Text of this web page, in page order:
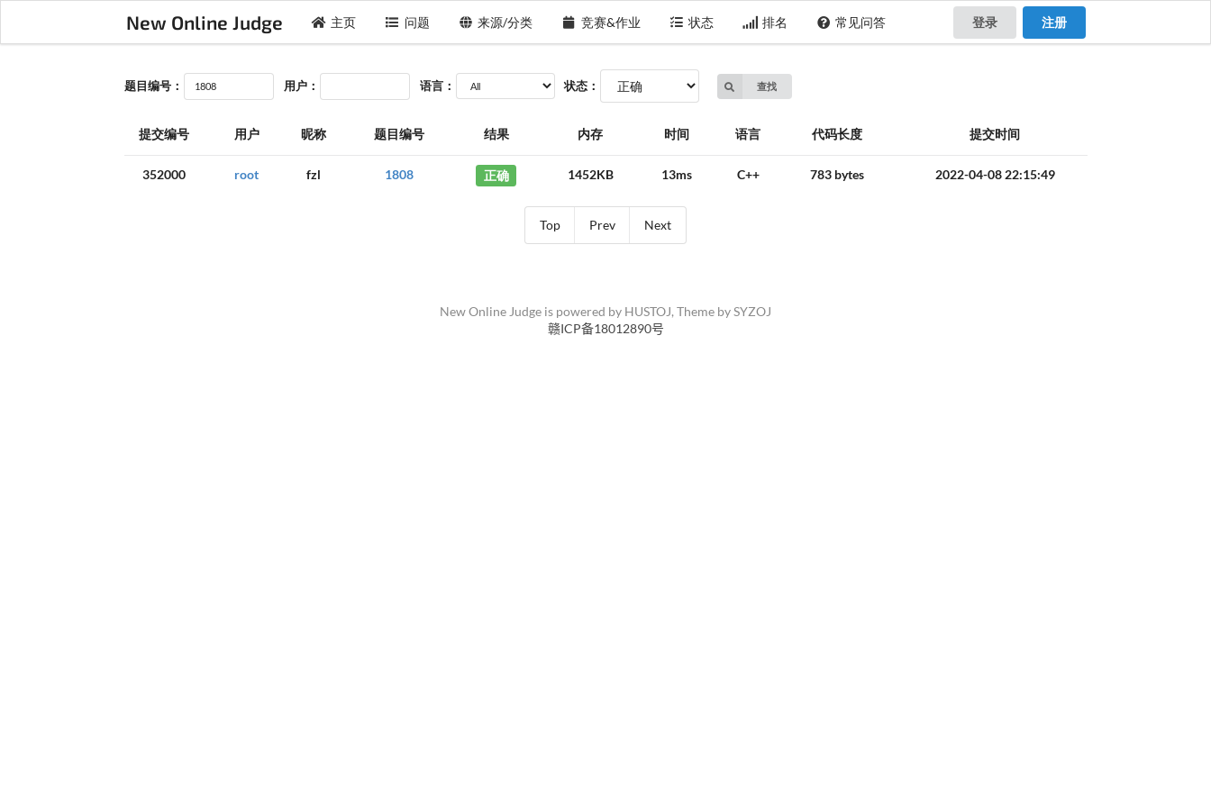
New Online Judge 主页 问题 来源/分类 竞赛&作业 状态 排名 常见问答 登录 注册
题目编号： 用户： 语言： 状态： 查找
提交编号 用户 昵称 题目编号 结果 内存 时间 语言 代码长度 提交时间
352000 root fzl 1808 正确 1452KB 13ms C++ 783 bytes 2022-04-08 22:15:49
Top Prev Next
New Online Judge is powered by HUSTOJ, Theme bySYZOJ
赣ICP备18012890号